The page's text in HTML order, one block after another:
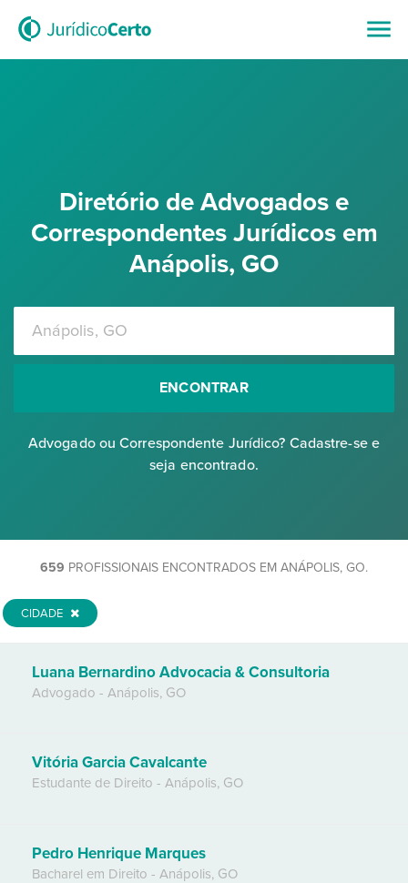
Diretório de Advogados e
Correspondentes Jurídicos em
Anápolis, GO
ENCONTRAR
Advogado ou Correspondente Jurídico? Cadastre-se e
seja encontrado.
659 PROFISSIONAIS ENCONTRADOS EM ANÁPOLIS, GO.
CIDADE
Luana Bernardino Advocacia & Consultoria
Advogado - Anápolis, GO
Vitória Garcia Cavalcante
Estudante de Direito - Anápolis, GO
Pedro Henrique Marques
Bacharel em Direito - Anápolis, GO